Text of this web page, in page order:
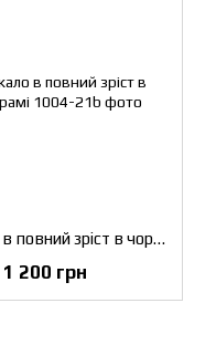
Дзеркало в повний зріст в чорній рамі
1 200 грн